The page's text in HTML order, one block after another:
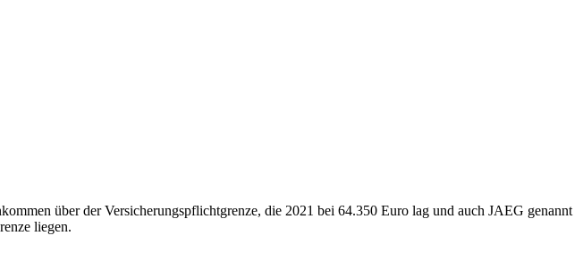
über der Versicherungspflichtgrenze, die 2021 bei 64.350 Euro lag und auch JAEG genannt
liegen.